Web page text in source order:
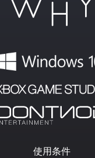
使用条件